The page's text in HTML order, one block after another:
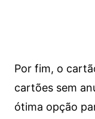
Por fim, o
cartões sem
ótima opção